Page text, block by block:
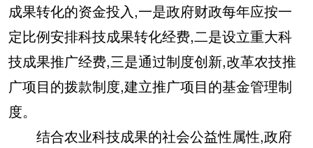
成果转化的资金投入,一是政府财政每年应按一
定比例安排科技成果转化经费,二是设立重大科
技成果推广经费,三是通过制度创新,改革农技推
广项目的拨款制度,建立推广项目的基金管理制
度。
结合农业科技成果的社会公益性属性,政府